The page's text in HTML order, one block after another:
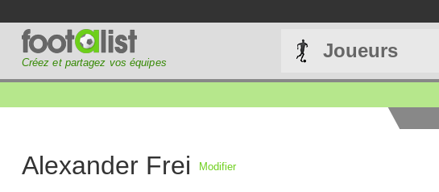
Créez et partagez vos équipes
Joueurs
Alexander Frei Modifier